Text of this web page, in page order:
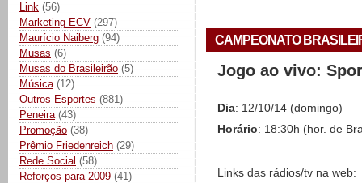
Link (56)
Marketing ECV (297)
Maurício Naiberg (94)
Musas (6)
Musas do Brasileirão (5)
Música (12)
Outros Esportes (881)
Peneira (43)
Promoção (38)
Prêmio Friedenreich (29)
Rede Social (58)
Reforços para 2009 (41)
CAMPEONATO
Jogo ao vivo:
Dia: 12/10/14 (domingo)
Horário: 18:30h (hor. de
Links das rádios/tv na web: